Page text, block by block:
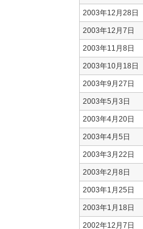
2003年12月28日
2003年12月7日
2003年11月8日
2003年10月18日
2003年9月27日
2003年5月3日
2003年4月20日
2003年4月5日
2003年3月22日
2003年2月8日
2003年1月25日
2003年1月18日
2002年12月7日